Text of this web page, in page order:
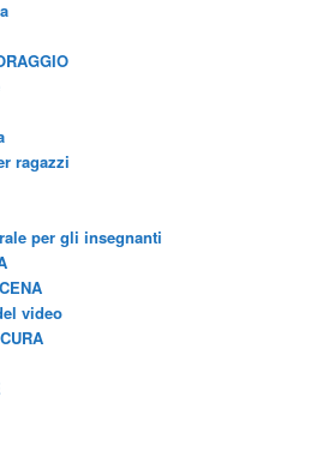
ragazzi
per gli insegnanti
video